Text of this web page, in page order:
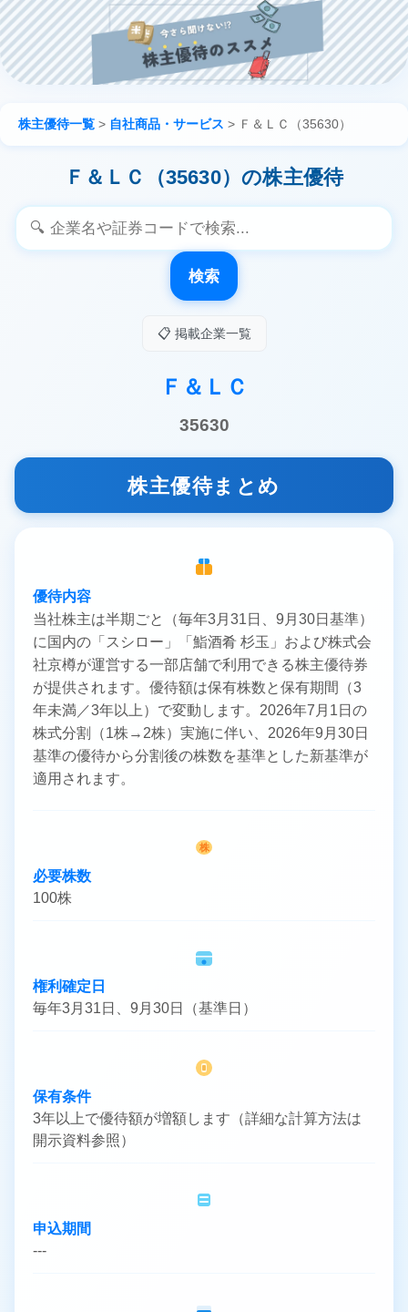
株主優待一覧 > 自社商品・サービス > Ｆ＆ＬＣ（35630）
Ｆ＆ＬＣ（35630）の株主優待
検索
📋 掲載企業一覧
Ｆ＆ＬＣ
35630
株主優待まとめ
優待内容
当社株主は半期ごと（毎年3月31日、9月30日基準）
に国内の「スシロー」「鮨酒肴 杉玉」および株式会
社京樽が運営する一部店舗で利用できる株主優待券
が提供されます。優待額は保有株数と保有期間（3
年未満／3年以上）で変動します。2026年7月1日の
株式分割（1株→2株）実施に伴い、2026年9月30日
基準の優待から分割後の株数を基準とした新基準が
適用されます。
株
必要株数
100株
権利確定日
毎年3月31日、9月30日（基準日）
保有条件
3年以上で優待額が増額します（詳細な計算方法は
開示資料参照）
申込期間
---